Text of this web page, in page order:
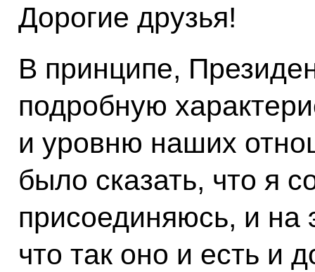
Дорогие друзья!
В принципе,
подробную
и уровню наших
было сказать, что я
присоединяюсь, и на
что так оно и есть и